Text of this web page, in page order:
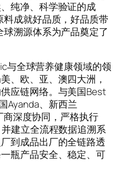
纯净、科学验证的成
料成就好品质，好品质带
球溯源体系为产品奠定了
与全球营养健康领域的领
、欧、亚、澳四大洲，
应链网络。与美国Best
Ayanda、新西兰
商深度协同，严格执行
建立全流程数据追溯系
到成品出厂的全链路透
瓶产品安全、稳定、可